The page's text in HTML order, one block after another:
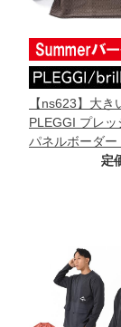
【ns623】大
PLEGGI プレ
パネルボーダー
定